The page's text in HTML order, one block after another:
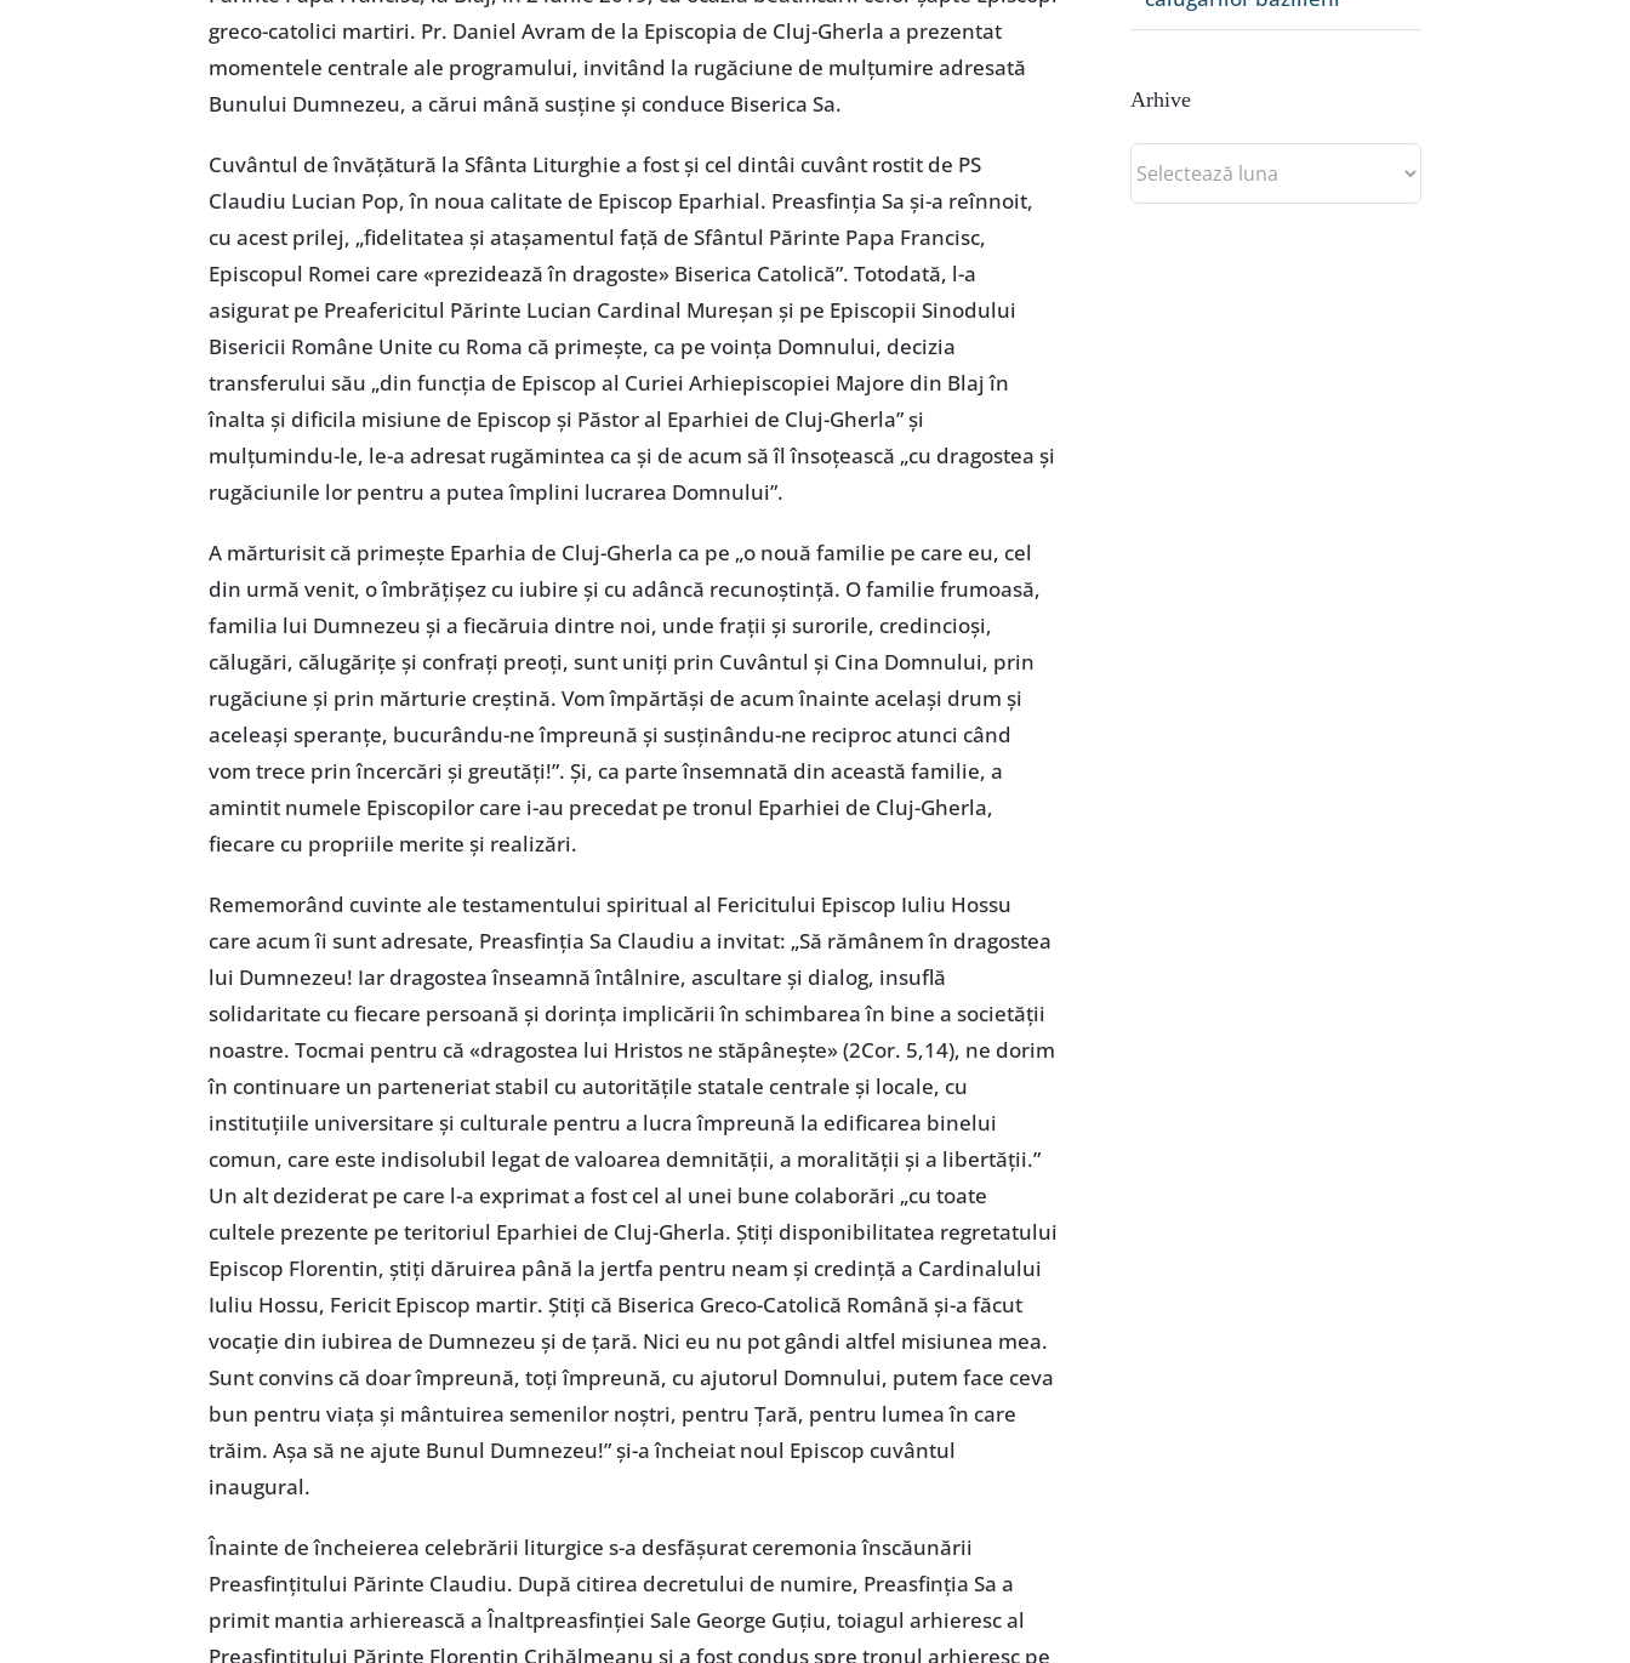
greco-catolici martiri. Pr. Daniel Avram de la Episcopia de Cluj-Gherla a prezentat
momentele centrale ale programului, invitând la rugăciune de mulțumire adresată
Bunului Dumnezeu, a cărui mână susține și conduce Biserica Sa.
Cuvântul de învățătură la Sfânta Liturghie a fost și cel dintâi cuvânt rostit de PS
Claudiu Lucian Pop, în noua calitate de Episcop Eparhial. Preasfinția Sa și-a reînnoit,
cu acest prilej, „fidelitatea și atașamentul față de Sfântul Părinte Papa Francisc,
Episcopul Romei care «prezidează în dragoste» Biserica Catolică”. Totodată, l-a
asigurat pe Preafericitul Părinte Lucian Cardinal Mureșan și pe Episcopii Sinodului
Bisericii Române Unite cu Roma că primește, ca pe voința Domnului, decizia
transferului său „din funcția de Episcop al Curiei Arhiepiscopiei Majore din Blaj în
înalta și dificila misiune de Episcop și Păstor al Eparhiei de Cluj-Gherla” și
mulțumindu-le, le-a adresat rugămintea ca și de acum să îl însoțească „cu dragostea și
rugăciunile lor pentru a putea împlini lucrarea Domnului”.
A mărturisit că primește Eparhia de Cluj-Gherla ca pe „o nouă familie pe care eu, cel
din urmă venit, o îmbrățișez cu iubire și cu adâncă recunoștință. O familie frumoasă,
familia lui Dumnezeu și a fiecăruia dintre noi, unde frații și surorile, credincioși,
călugări, călugărițe și confrați preoți, sunt uniți prin Cuvântul și Cina Domnului, prin
rugăciune și prin mărturie creștină. Vom împărtăși de acum înainte același drum și
aceleași speranțe, bucurându-ne împreună și susținându-ne reciproc atunci când
vom trece prin încercări și greutăți!”. Și, ca parte însemnată din această familie, a
amintit numele Episcopilor care i-au precedat pe tronul Eparhiei de Cluj-Gherla,
fiecare cu propriile merite și realizări.
Rememorând cuvinte ale testamentului spiritual al Fericitului Episcop Iuliu Hossu
care acum îi sunt adresate, Preasfinția Sa Claudiu a invitat: „Să rămânem în dragostea
lui Dumnezeu! Iar dragostea înseamnă întâlnire, ascultare și dialog, insuflă
solidaritate cu fiecare persoană și dorința implicării în schimbarea în bine a societății
noastre. Tocmai pentru că «dragostea lui Hristos ne stăpânește» (2Cor. 5,14), ne dorim
în continuare un parteneriat stabil cu autoritățile statale centrale și locale, cu
instituțiile universitare și culturale pentru a lucra împreună la edificarea binelui
comun, care este indisolubil legat de valoarea demnității, a moralității și a libertății.”
Un alt deziderat pe care l-a exprimat a fost cel al unei bune colaborări „cu toate
cultele prezente pe teritoriul Eparhiei de Cluj-Gherla. Știți disponibilitatea regretatului
Episcop Florentin, știți dăruirea până la jertfa pentru neam și credință a Cardinalului
Iuliu Hossu, Fericit Episcop martir. Știți că Biserica Greco-Catolică Română și-a făcut
vocație din iubirea de Dumnezeu și de țară. Nici eu nu pot gândi altfel misiunea mea.
Sunt convins că doar împreună, toți împreună, cu ajutorul Domnului, putem face ceva
bun pentru viața și mântuirea semenilor noștri, pentru Țară, pentru lumea în care
trăim. Așa să ne ajute Bunul Dumnezeu!” și-a încheiat noul Episcop cuvântul
inaugural.
Înainte de încheierea celebrării liturgice s-a desfășurat ceremonia înscăunării
Preasfințitului Părinte Claudiu. După citirea decretului de numire, Preasfinția Sa a
primit mantia arhierească a Înaltpreasfinției Sale George Guțiu, toiagul arhieresc al
Preasfințitului Părinte Florentin Crihălmeanu și a fost condus spre tronul arhieresc pe
Arhive
Arhive